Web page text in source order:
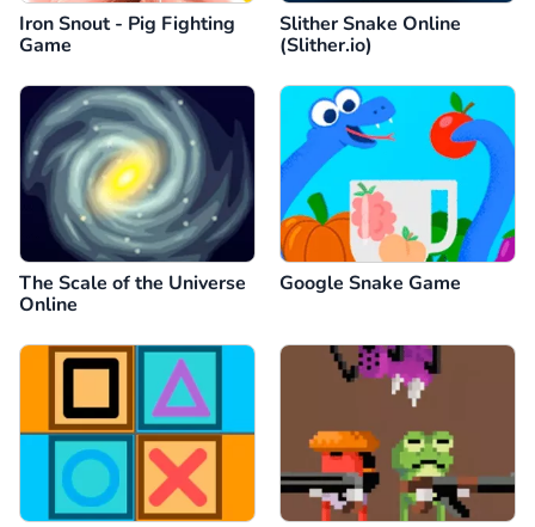
Iron Snout - Pig Fighting
Game
Slither Snake Online
(Slither.io)
The Scale of the Universe
Online
Google Snake Game